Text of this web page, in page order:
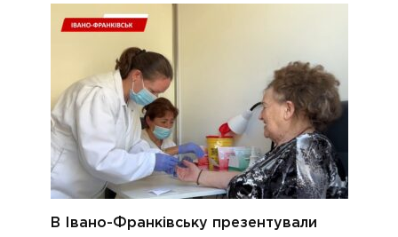
В Івано-Франківську презентували